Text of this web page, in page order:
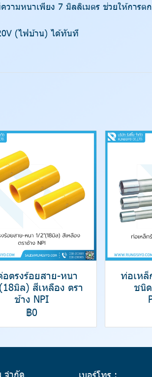
ามหนาเพียง 7 มิลลิเมตร ช่วยให้การต
(ไฟบ้าน) ได้ทันที
ตรงร้อยสาย-หนา
มิล) สีเหลือง ตรา
ช้าง NPI
฿0
ท่อเหล็
ชนิ
จำกัด เบอร์โทร :